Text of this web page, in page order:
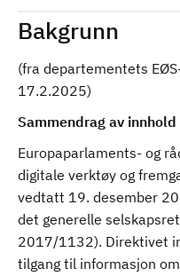
Bakgrunn
(fra departementets
17.2.2025)
Sammendrag av innhold
Europaparlaments- og
digitale verktøy og
vedtatt 19. desember
det generelle
2017/1132). Direktivet
tilgang til informasjon